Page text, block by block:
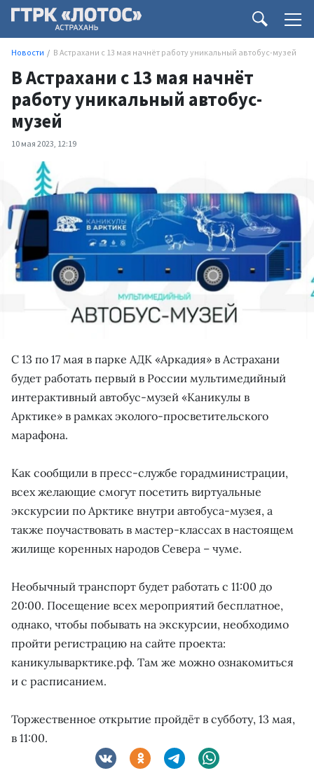
Новости В Астрахани с 13 мая начнёт работу уникальный автобус-музей
В Астрахани с 13 мая начнёт
работу уникальный автобус-
музей
10 мая 2023, 12:19
С 13 по 17 мая в парке АДК «Аркадия» в Астрахани
будет работать первый в России мультимедийный
интерактивный автобус-музей «Каникулы в
Арктике» в рамках эколого-просветительского
марафона.
Как сообщили в пресс-службе горадминистрации,
всех желающие смогут посетить виртуальные
экскурсии по Арктике внутри автобуса-музея, а
также поучаствовать в мастер-классах в настоящем
жилище коренных народов Севера – чуме.
Необычный транспорт будет работать с 11:00 до
20:00. Посещение всех мероприятий бесплатное,
однако, чтобы побывать на экскурсии, необходимо
пройти регистрацию на сайте проекта:
каникулыварктике.рф. Там же можно ознакомиться
и с расписанием.
Торжественное открытие пройдёт в субботу, 13 мая,
в 11:00.